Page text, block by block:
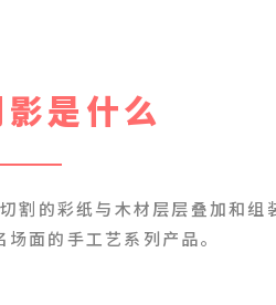
是什么
割的彩纸与木材层层叠加和组
面的手工艺系列产品。